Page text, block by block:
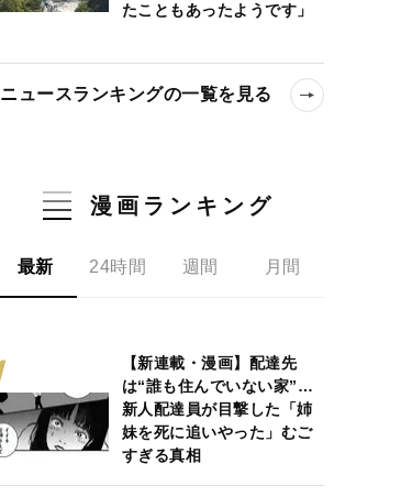
たこともあったようです」
ニュースランキングの一覧を見る
漫画ランキング
最新 24時間 週間 月間
【新連載・漫画】配達先
は“誰も住んでいない家”…
新人配達員が目撃した「姉
妹を死に追いやった」むご
すぎる真相